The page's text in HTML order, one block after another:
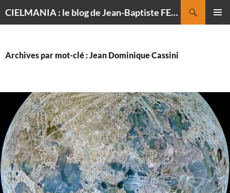
CIELMANIA : le blog de Jean-Baptiste FELDMANN, photographe du ciel
Archives par mot-clé : Jean Dominique Cassini